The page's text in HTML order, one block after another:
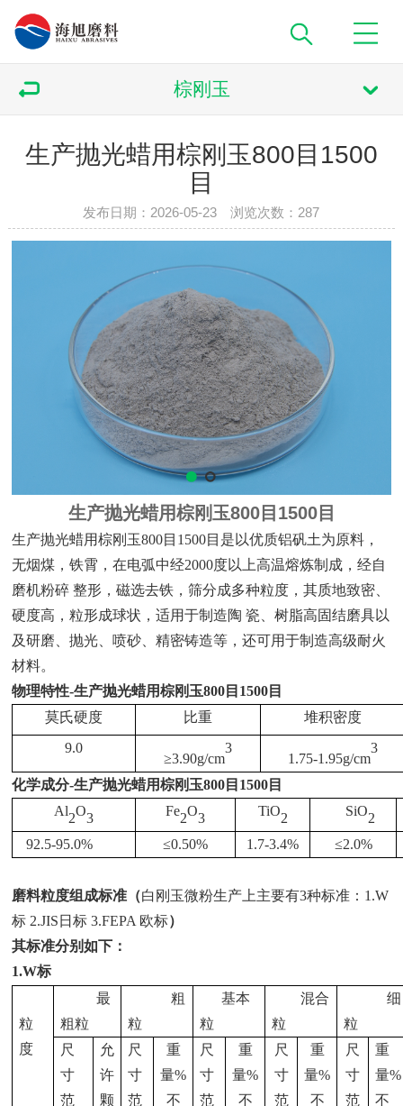
棕刚玉
生产抛光蜡用棕刚玉800目1500
目
发布日期：2026-05-23 浏览次数： 287
生产抛光蜡用棕刚玉800目1500目
生产抛光蜡用棕刚玉800目1500目是以优质铝矾土为原料，
无烟煤，铁霄，在电弧中经2000度以上高温熔炼制成，经自
磨机粉碎 整形，磁选去铁，筛分成多种粒度，其质地致密、
硬度高，粒形成球状，适用于制造陶 瓷、树脂高固结磨具以
及研磨、抛光、喷砂、精密铸造等，还可用于制造高级耐火
材料。
物理特性-生产抛光蜡用棕刚玉800目1500目
莫氏硬度
比重
堆积密度
9.0
≥3.90g/cm
3
1.75-1.95g/cm
3
化学成分-生产抛光蜡用棕刚玉800目1500目
Al2O3 Fe2O3 TiO2 SiO2
92.5-95.0%
≤0.50% 1.7-3.4% ≤2.0%
磨料粒度组成标准（白刚玉微粉生产上主要有3种标准：1.W
标 2.JIS日标 3.FEPA 欧标）
其标准分别如下：
1.W标
粒
度
最
粗粒
粗
粒
基本
粒
混合
粒
细
粒
尺
寸
范
允
许
颗
尺
寸
范
重
量%
不
尺
寸
范
重
量%
不
尺
寸
范
重
量%
不
尺
寸
范
重
量%
不